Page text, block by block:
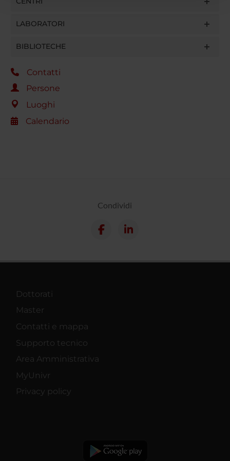
con altre informazioni che hai fornito loro o che hanno
LABORATORI
BIBLIOTECHE
Contatti
Persone
Luoghi
Calendario
Condividi
Dottorati
Master
Contatti e mappa
Supporto tecnico
Area Amministrativa
MyUnivr
Privacy policy